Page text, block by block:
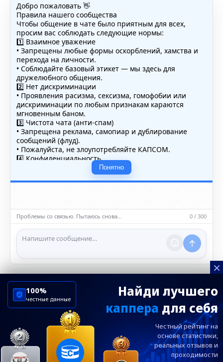
Добро пожаловать 👋
Правила нашего сообщества
Чтобы общение в чате было приятным для всех,
просим вас соблюдать следующие нормы:
1️⃣ Взаимное уважение
• Запрещены любые формы оскорблений, хамства и
перехода на личности.
• Соблюдайте базовый этикет — мы здесь для
дружелюбного общения.
2️⃣ Нет дискриминации
• Проявления расизма, сексизма, гомофобии или
дискриминации по любым признакам караются
мгновенным баном.
3️⃣ Чистота чата (анти-спам)
• Запрещена реклама, самопиар и дублирование
сообщений (флуд).
• Пожалуйста, не злоупотребляйте КАПСОМ.
4️⃣ Конфиденциальность
• Не публикуйте личные данные — свои или чужие
(телефоны, адреса, документы).
5️⃣ Уместность контента
насилию.
ℹ️ Модераторы и администраторы вправе удалять
сообщения и ограничивать доступ к чату при
нарушении правил.
Понятно
Проблемы со связью. Пытаюсь снова… 0 / 300
×
Найди лучшего
каппера для себя
Честный рейтинг на
основе статистики,
реальныхотзывов и
проходимости
100%
честные данные
ChelseaBluesRu
ФК Челси
Посетителям
Информация
Ежевечерний дайджест главных новостей от